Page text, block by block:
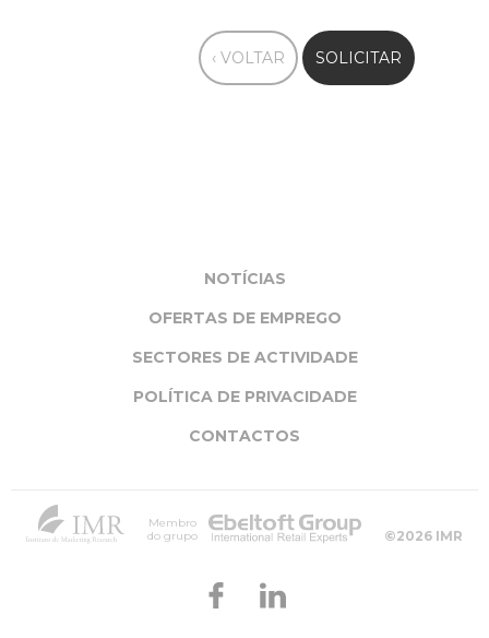
‹ VOLTAR SOLICITAR
NOTÍCIAS
OFERTAS DE EMPREGO
SECTORES DE ACTIVIDADE
POLÍTICA DE PRIVACIDADE
CONTACTOS
Membro
do grupo
©2026 IMR